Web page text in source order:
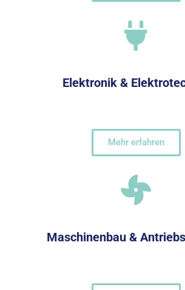
Elektronik &
Mehr erfahren
Maschinenbau &